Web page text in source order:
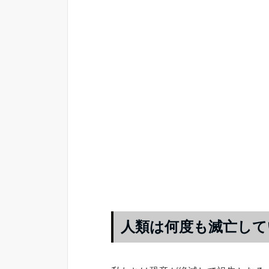
人類は何度も滅亡し